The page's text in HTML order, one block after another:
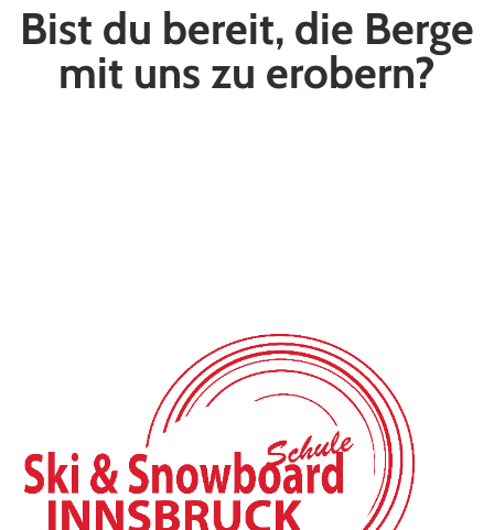
Bist du bereit, die Berge
mit uns zu erobern?